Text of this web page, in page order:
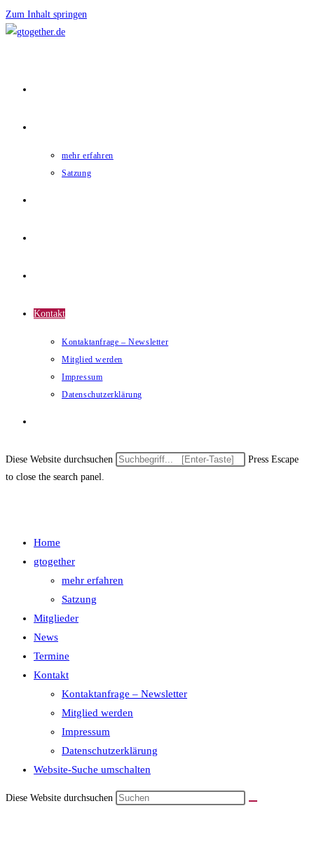
Zum Inhalt springen
mehr erfahren
Satzung
Kontakt
Kontaktanfrage – Newsletter
Mitglied werden
Impressum
Datenschutzerklärung
Diese Website durchsuchen
Press Escape
to close the search panel.
Home
gtogether
mehr erfahren
Satzung
Mitglieder
News
Termine
Kontakt
Kontaktanfrage – Newsletter
Mitglied werden
Impressum
Datenschutzerklärung
Website-Suche umschalten
Diese Website durchsuchen